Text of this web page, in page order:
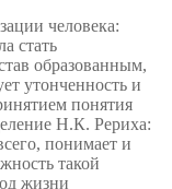
человека:
стать
образованным,
утонченность и
понятия
Н.К. Рериха:
понимает и
такой
жизни